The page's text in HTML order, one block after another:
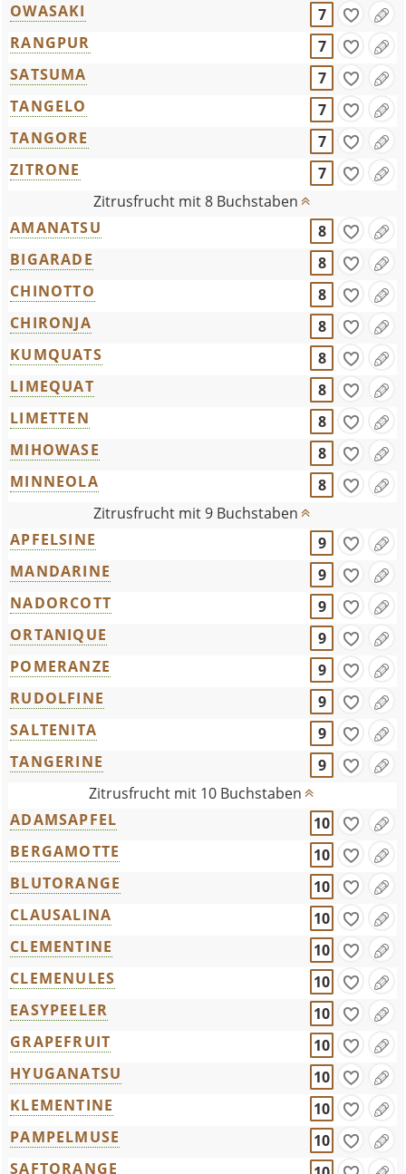
OWASAKI
7
RANGPUR
7
SATSUMA
7
TANGELO
7
TANGORE
7
ZITRONE
7
Zitrusfrucht mit 8 Buchstaben
AMANATSU
8
BIGARADE
8
CHINOTTO
8
CHIRONJA
8
KUMQUATS
8
LIMEQUAT
8
LIMETTEN
8
MIHOWASE
8
MINNEOLA
8
Zitrusfrucht mit 9 Buchstaben
APFELSINE
9
MANDARINE
9
NADORCOTT
9
ORTANIQUE
9
POMERANZE
9
RUDOLFINE
9
SALTENITA
9
TANGERINE
9
Zitrusfrucht mit 10 Buchstaben
ADAMSAPFEL
10
BERGAMOTTE
10
BLUTORANGE
10
CLAUSALINA
10
CLEMENTINE
10
CLEMENULES
10
EASYPEELER
10
GRAPEFRUIT
10
HYUGANATSU
10
KLEMENTINE
10
PAMPELMUSE
10
SAFTORANGE